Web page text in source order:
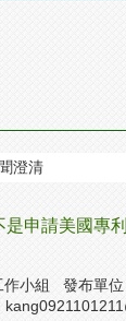
澄清
申請美國專
作小組 發布單